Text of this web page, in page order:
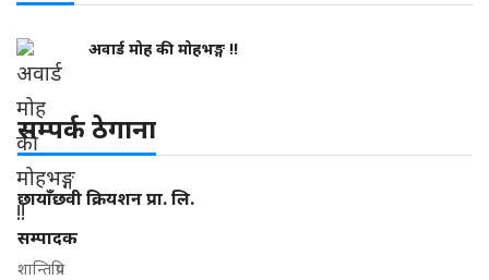
अवार्ड मोह की मोहभङ्ग !!
सम्पर्क ठेगाना
छायाँछवी क्रियशन प्रा. लि.
सम्पादक
शान्तिप्रिय